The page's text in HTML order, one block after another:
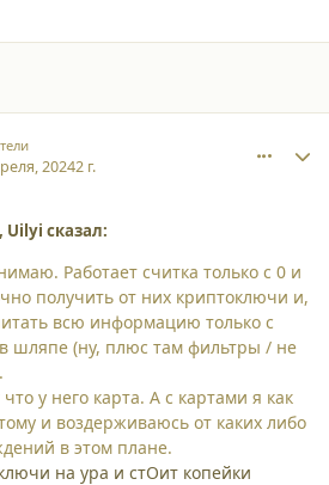
20242 г.
Uilyi сказал:
Работает считка только с 0 и
получить от них криптоключи и,
всю информацию только с
в шляпе (ну, плюс там фильтры / не
у него карта. А с картами я как
и воздерживаюсь от каких либо
в этом плане.
на ура и стОит копейки